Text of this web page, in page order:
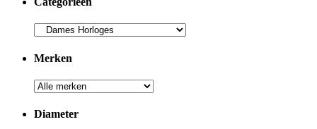
Merken
Diameter